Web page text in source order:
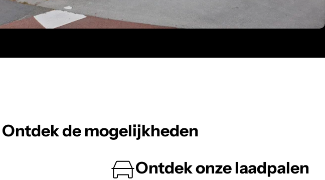
Ontdek de mogelijkheden
Ontdek onze laadpalen